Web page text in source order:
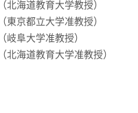
北海道教育大学教授）
東京都立大学准教授）
岐阜大学准教授）
北海道教育大学准教授）